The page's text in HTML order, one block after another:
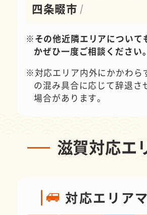
四条畷市
その他近隣エリアについて
かぜひ一度ご相談ください。
対応エリア内外にかかわら
の混み具合に応じて辞退さ
場合があります。
滋賀対応エ
対応エリア